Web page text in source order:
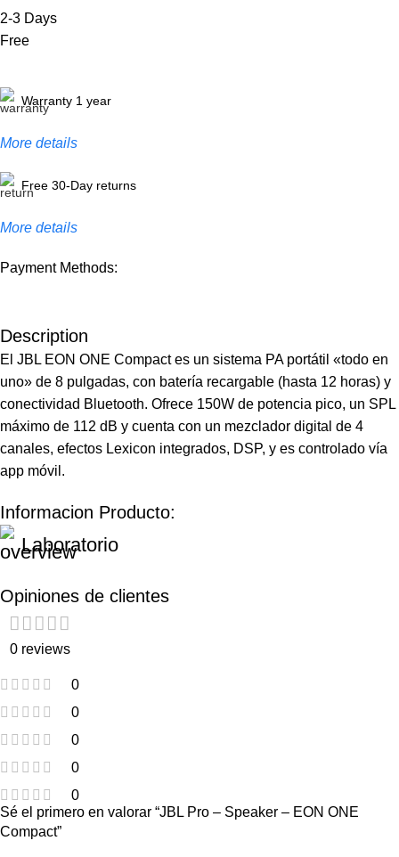
2-3 Days
Free
Warranty 1 year
More details
Free 30-Day returns
More details
Payment Methods:
Description
El JBL EON ONE Compact es un sistema PA portátil «todo en
uno» de 8 pulgadas, con batería recargable (hasta 12 horas) y
conectividad Bluetooth. Ofrece 150W de potencia pico, un SPL
máximo de 112 dB y cuenta con un mezclador digital de 4
canales, efectos Lexicon integrados, DSP, y es controlado vía
app móvil.
Informacion Producto:
Laboratorio
Opiniones de clientes
0 reviews
0
0
0
0
0
Sé el primero en valorar “JBL Pro – Speaker – EON ONE
Compact”